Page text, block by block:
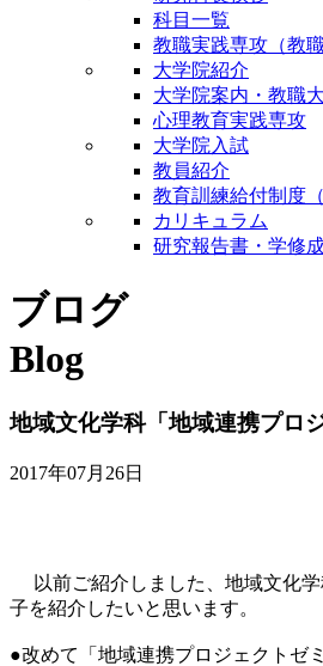
科目一覧
教職実践専攻（教
大学院紹介
大学院案内・教職
心理教育実践専攻
大学院入試
教員紹介
教育訓練給付制度
カリキュラム
研究報告書・学修
ブログ
Blog
地域文化学科「地域連携プロ
2017年07月26日
以前ご紹介しました、地域文化学
子を紹介したいと思います。
●改めて「地域連携プロジェクトゼ